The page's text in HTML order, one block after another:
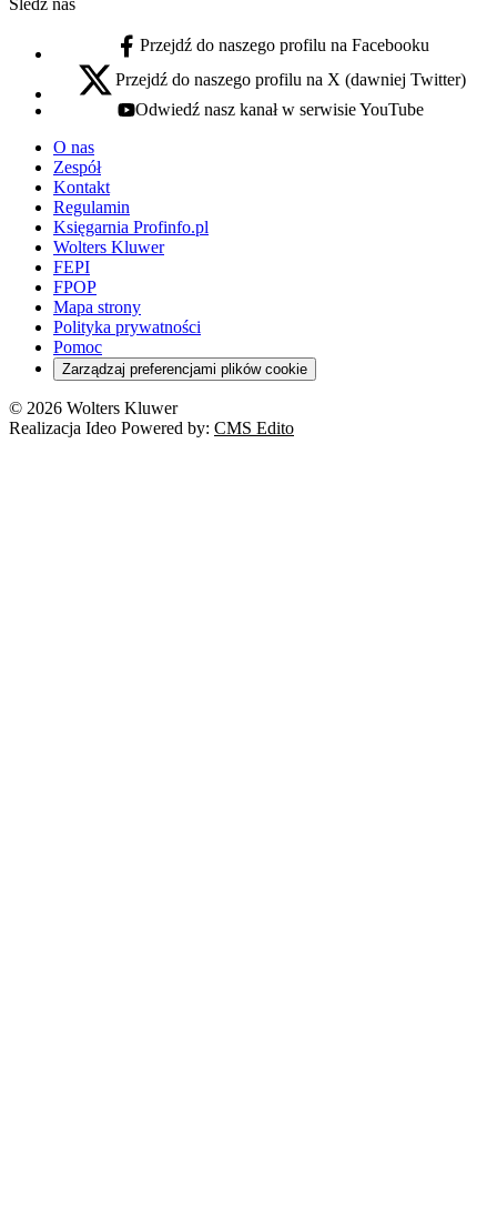
facebook - otwiera się w nowej karcie
Przejdź do naszego profilu na Facebooku
x - otwiera się w nowej karcie
Przejdź do naszego profilu na X (dawniej Twitter)
youtube - otwiera się w nowej karcie
Odwiedź nasz kanał w serwisie YouTube
O nas
Zespół
Kontakt
Regulamin
Księgarnia Profinfo.pl
Wolters Kluwer
FEPI
FPOP
Mapa strony
Polityka prywatności
Pomoc
Zarządzaj preferencjami plików cookie
© 2026 Wolters Kluwer
Realizacja Ideo Powered by: CMS Edito